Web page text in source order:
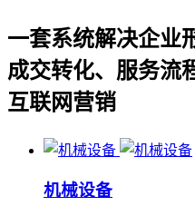
一套系统解决企业
成交转化、服务流
互联网营销
机械设备